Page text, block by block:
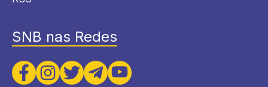
SNB nas Redes